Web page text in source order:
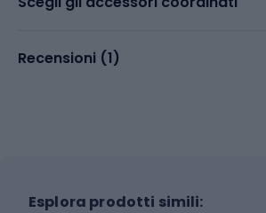
Recensioni (1)
Esplora prodotti simili: